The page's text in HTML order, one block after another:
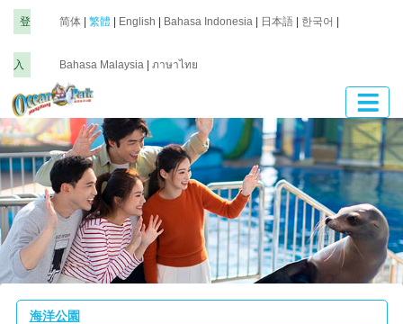
登
入
简体 繁體 English Bahasa Indonesia 日本語 한국어
Bahasa Malaysia ภาษาไทย
海洋公園